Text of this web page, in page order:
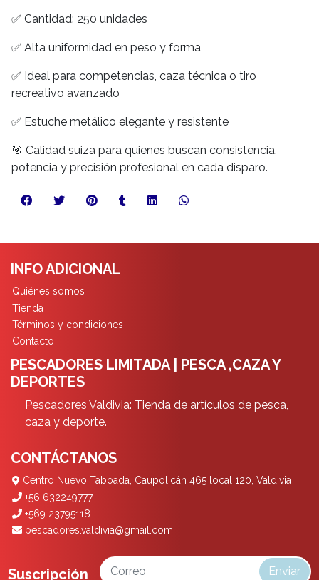
✅ Cantidad: 250 unidades
✅ Alta uniformidad en peso y forma
✅ Ideal para competencias, caza técnica o tiro
recreativo avanzado
✅ Estuche metálico elegante y resistente
🎯 Calidad suiza para quienes buscan consistencia,
potencia y precisión profesional en cada disparo.
INFO ADICIONAL
Quiénes somos
Tienda
Términos y condiciones
Contacto
PESCADORES LIMITADA | PESCA ,CAZA Y
DEPORTES
Pescadores Valdivia: Tienda de artículos de pesca,
caza y deporte.
CONTÁCTANOS
Centro Nuevo Taboada, Caupolicán 465 local 120, Valdivia
+56 632249777
+569 23795118
pescadores.valdivia@gmail.com
Suscripción Enviar